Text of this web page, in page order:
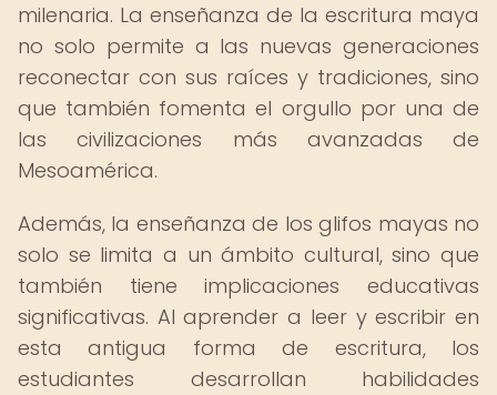
milenaria. La enseñanza de la escritura maya
no solo permite a las nuevas generaciones
reconectar con sus raíces y tradiciones, sino
que también fomenta el orgullo por una de
las civilizaciones más avanzadas de
Mesoamérica.
Además, la enseñanza de los glifos mayas no
solo se limita a un ámbito cultural, sino que
también tiene implicaciones educativas
significativas. Al aprender a leer y escribir en
esta antigua forma de escritura, los
estudiantes desarrollan habilidades